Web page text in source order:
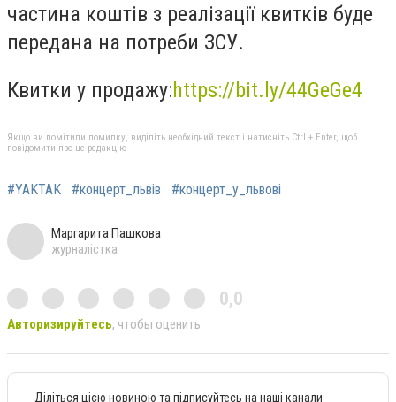
частина коштів з реалізації квитків буде
передана на потреби ЗСУ.
Квитки у продажу:https://bit.ly/44GeGe4
Якщо ви помітили помилку, виділіть необхідний текст і натисніть Ctrl + Enter, щоб
повідомити про це редакцію
#YAKTAK #концерт_львів #концерт_у_львові
Маргарита Пашкова
журналістка
0,0
Авторизируйтесь, чтобы оценить
Діліться цією новиною та підписуйтесь на наші канали